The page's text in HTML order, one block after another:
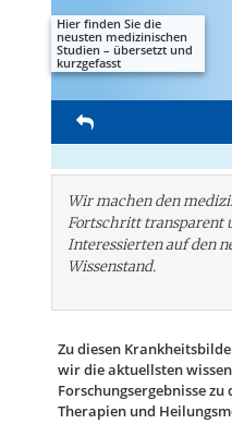
Hier finden Sie die
neusten medizinischen
Studien – übersetzt und
kurzgefasst
Wir machen den
Fortschritt transparent
Interessierten auf den
Wissenstand.
Zu diesen
wir die aktuellsten
Forschungs­ergebnisse zu
Therapien und